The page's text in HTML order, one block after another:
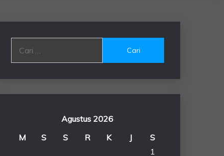
untuk:
Agustus 2026
M
S S R K J
S
1